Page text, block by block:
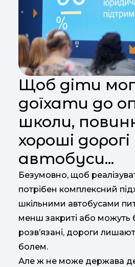
Щоб діти
доїхати до
школи,
хороші дорогі
автобуси...
Безумовно, щоб
потрібен комплексний
шкільними автобусами
менш закриті або можуть
розв’язані, дороги
болем.
Але ж не може держава